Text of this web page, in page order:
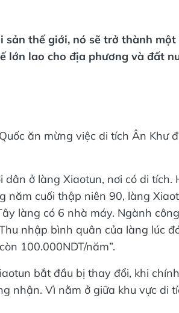
thế giới, nó sẽ trở thành một
lao cho địa phương và đất
ăn mừng việc di tích Ân Khư
ở làng Xiaotun, nơi có di tích.
năm cuối thập niên 90, làng
làng có 6 nhà máy. Ngành công
nhập bình quân của làng lúc đó
100.000NDT/năm”.
bắt đầu bị thay đổi, khi chính
nhận. Vì nằm ở giữa khu vực di